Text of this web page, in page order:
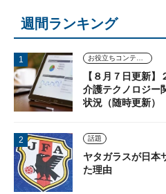
週間ランキング
お役立ちコンテンツ
【８月７日更新
介護テクノロジ
状況（随時更新）
話題
ヤタガラスが日本
た理由